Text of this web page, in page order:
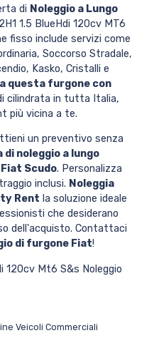
di Noleggio a Lungo
1.5 BlueHdi 120cv MT6
fisso include servizi come
Soccorso Stradale,
Kasko, Cristalli e
questa furgone con
cilindrata in tutta Italia,
più vicina a te.
un preventivo senza
noleggio a lungo
Scudo. Personalizza
inclusi. Noleggia
Rent la soluzione ideale
che desiderano
dell'acquisto. Contattaci
di furgone Fiat!
120cv Mt6 S&s Noleggio
Veicoli Commerciali